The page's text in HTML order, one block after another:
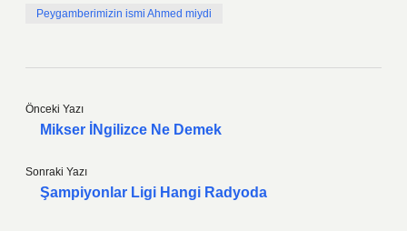
Peygamberimizin ismi Ahmed miydi
Önceki Yazı
Mikser İNgilizce Ne Demek
Sonraki Yazı
Şampiyonlar Ligi Hangi Radyoda